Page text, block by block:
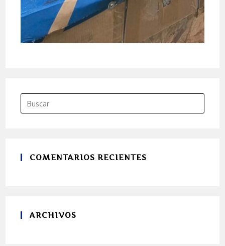
COMENTARIOS RECIENTES
ARCHIVOS